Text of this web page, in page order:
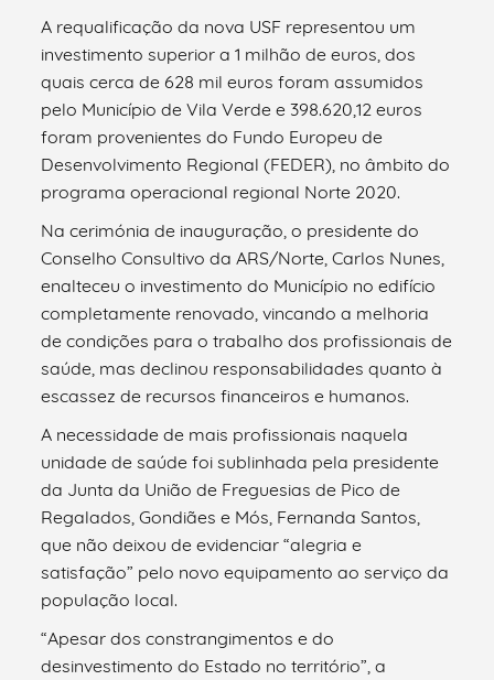
A requalificação da nova USF representou um
investimento superior a 1 milhão de euros, dos
quais cerca de 628 mil euros foram assumidos
pelo Município de Vila Verde e 398.620,12 euros
foram provenientes do Fundo Europeu de
Desenvolvimento Regional (FEDER), no âmbito do
programa operacional regional Norte 2020.
Na cerimónia de inauguração, o presidente do
Conselho Consultivo da ARS/Norte, Carlos Nunes,
enalteceu o investimento do Município no edifício
completamente renovado, vincando a melhoria
de condições para o trabalho dos profissionais de
saúde, mas declinou responsabilidades quanto à
escassez de recursos financeiros e humanos.
A necessidade de mais profissionais naquela
unidade de saúde foi sublinhada pela presidente
da Junta da União de Freguesias de Pico de
Regalados, Gondiães e Mós, Fernanda Santos,
que não deixou de evidenciar “alegria e
satisfação” pelo novo equipamento ao serviço da
população local.
“Apesar dos constrangimentos e do
desinvestimento do Estado no território”, a